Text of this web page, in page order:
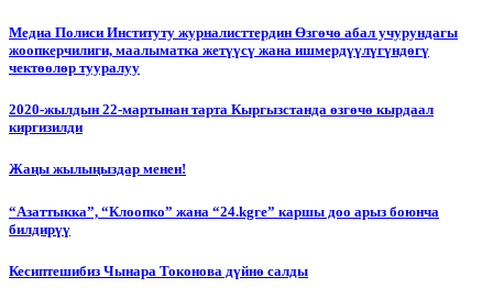
Медиа Полиси Институту журналисттердин Өзгөчө абал учурундагы
жоопкерчилиги, маалыматка жетүүсү жана ишмердүүлүгүндөгү
чектөөлөр тууралуу
2020-жылдын 22-мартынан тарта Кыргызстанда өзгөчө кырдаал
киргизилди
Жаңы жылыңыздар менен!
“Азаттыкка”, “Клоопко” жана “24.kgге” каршы доо арыз боюнча
билдирүү
Кесиптешибиз Чынара Токонова дүйнө салды